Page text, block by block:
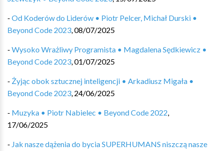
- Od Koderów do Liderów • Piotr Pelcer, Michał Durski •
Beyond Code 2023,08/07/2025
- Wysoko Wrażliwy Programista • Magdalena Sędkiewicz •
Beyond Code 2023,01/07/2025
- Żyjąc obok sztucznej inteligencji • Arkadiusz Migała •
Beyond Code 2023, 24/06/2025
- Muzyka • Piotr Nabielec • Beyond Code 2022,
17/06/2025
- Jak nasze dążenia do bycia SUPERHUMANS niszczą nasze